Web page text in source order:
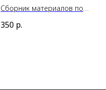
Сборник материалов по
периода в ДОУ
350 р.